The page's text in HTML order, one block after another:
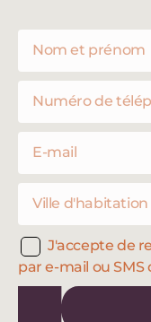
J'accepte de
par e-mail ou SMS